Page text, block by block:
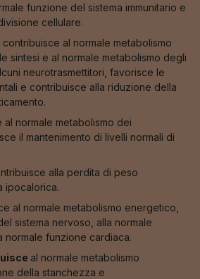
funzione del sistema immunitario e
cellulare.
al normale metabolismo
sintesi e al normale metabolismo degli
neurotrasmettitori, favorisce le
e contribuisce alla riduzione della
al normale metabolismo dei
il mantenimento di livelli normali di
alla perdita di peso
ipocalorica.
al normale metabolismo energetico,
sistema nervoso, alla normale
normale funzione cardiaca.
al normale metabolismo
della stanchezza e